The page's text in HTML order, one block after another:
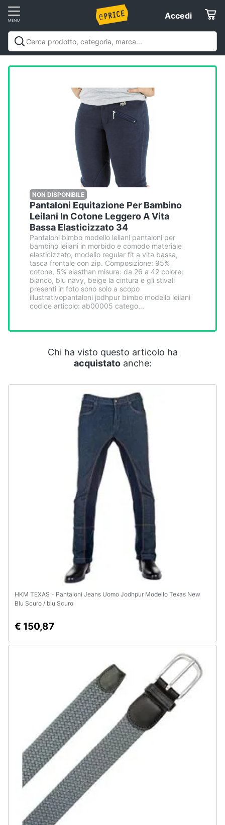
Accedi
Accedi
NON DISPONIBILE
Pantaloni Equitazione Per Bambino
Leilani In Cotone Leggero A Vita
Bassa Elasticizzato 34
Pantaloni bimbo modello leilani pantaloni per
bambino leilani in morbido e comodo materiale
elasticizzato, modello regular fit a vita bassa,
tasca frontale con zip. Composizione: 95%
cotone, 5% elasthan misura: da 26 a 42 colore:
bianco, blu navy, beige la cintura e gli stivali
presenti in foto sono solo a scopo
illustrativopantaloni jodhpur bimbo modello leilani
codice articolo: ab00005 catego...
Chi ha visto questo articolo ha
acquistatoanche:
HKM TEXAS - Pantaloni Jeans Uomo Jodhpur Modello Texas New
Blu Scuro / blu Scuro
€ 150,87